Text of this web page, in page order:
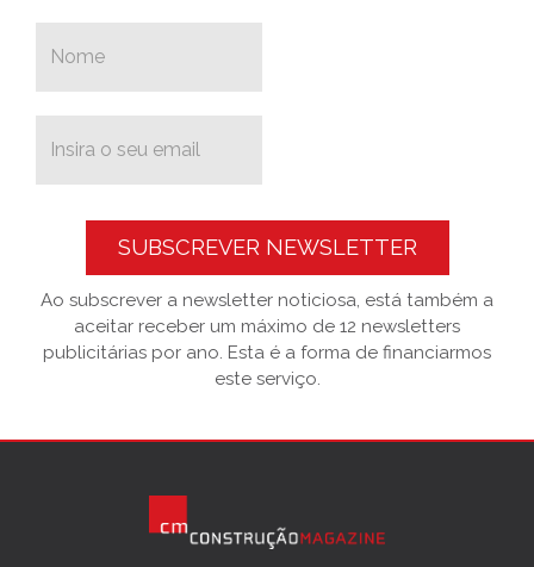
SUBSCREVER NEWSLETTER
Ao subscrever a newsletter noticiosa, está também a
aceitar receber um máximo de 12 newsletters
publicitárias por ano. Esta é a forma de financiarmos
este serviço.